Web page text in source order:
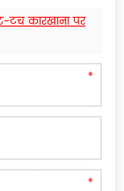
टच कारखाना पर